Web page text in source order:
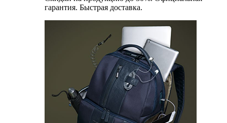
гарантия. Быстрая доставка.